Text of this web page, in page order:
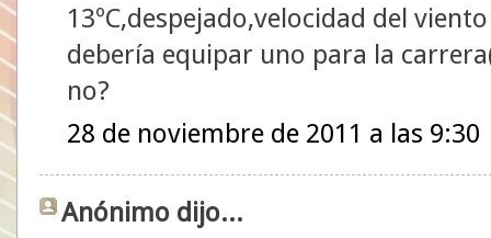
13ºC,despejado,velocidad del
debería equipar uno para la
no?
28 de noviembre de 2011 a las 9:30
Anónimo dijo...